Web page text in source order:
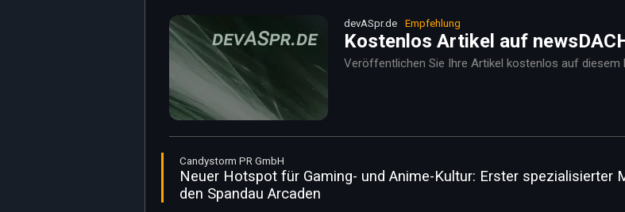
devASpr.de Empfehlung
Kostenlos Artikel auf
Veröffentlichen Sie Ihre Artikel kostenlos auf diesem
Candystorm PR GmbH
Neuer Hotspot für Gaming- und Anime-Kultur: Erster spezialisierter
den Spandau Arcaden